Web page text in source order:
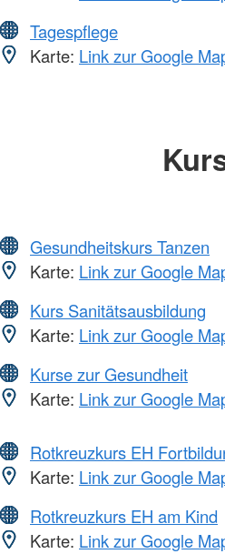
Tagespflege
Karte: Link zur Google
Gesundheitskurs Tanzen
Karte: Link zur Google
Kurs Sanitätsausbildung
Karte: Link zur Google
Kurse zur Gesundheit
Karte: Link zur Google
Rotkreuzkurs EH
Karte: Link zur Google
Rotkreuzkurs EH am Kind
Karte: Link zur Google